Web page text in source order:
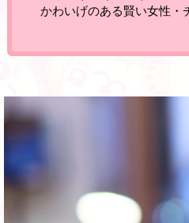
かわいげのある賢い女性・